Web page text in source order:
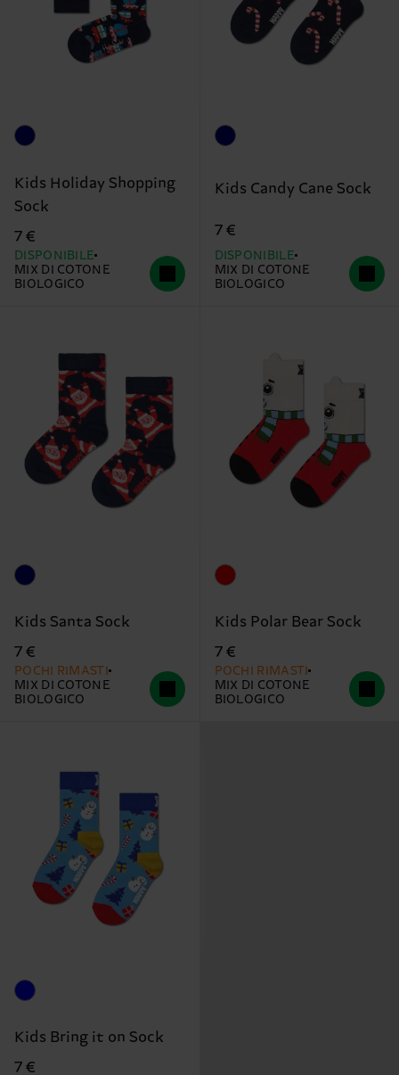
Kids Holiday Shopping
Sock
7 €
DISPONIBILE
MIX DI COTONE
BIOLOGICO
Kids Candy Cane Sock
7 €
DISPONIBILE
MIX DI COTONE
BIOLOGICO
Kids Santa Sock
7 €
POCHI RIMASTI
MIX DI COTONE
BIOLOGICO
Kids Polar Bear Sock
7 €
POCHI RIMASTI
MIX DI COTONE
BIOLOGICO
Kids Bring it on Sock
7 €